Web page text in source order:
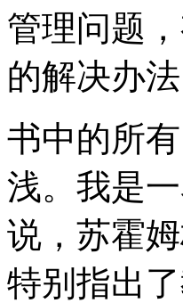
管理问题
的解决办法
书中的所
浅。我是
说，苏霍
特别指出